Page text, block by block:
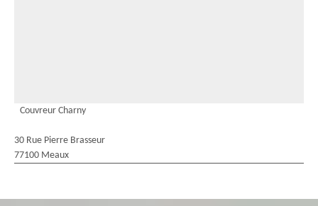
Couvreur Charny
30 Rue Pierre Brasseur
77100 Meaux